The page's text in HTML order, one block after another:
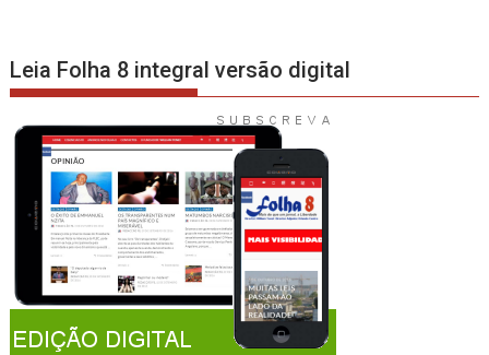
Leia Folha 8 integral versão digital